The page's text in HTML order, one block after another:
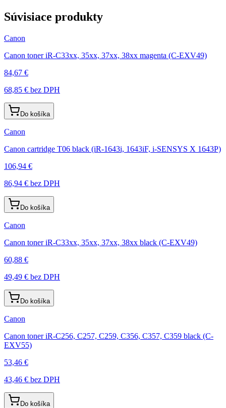
Súvisiace produkty
Canon
Canon toner iR-C33xx, 35xx, 37xx, 38xx magenta (C-EXV49)
84,67 €
68,85 € bez DPH
Do košíka
Canon
Canon cartridge T06 black (iR-1643i, 1643iF, i-SENSYS X 1643P)
106,94 €
86,94 € bez DPH
Do košíka
Canon
Canon toner iR-C33xx, 35xx, 37xx, 38xx black (C-EXV49)
60,88 €
49,49 € bez DPH
Do košíka
Canon
Canon toner iR-C256, C257, C259, C356, C357, C359 black (C-
EXV55)
53,46 €
43,46 € bez DPH
Do košíka